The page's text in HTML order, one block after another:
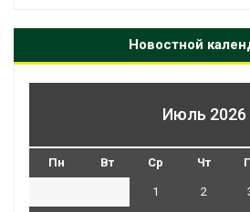
Новостной
Июль 2026
Пн Вт Ср Чт
1 2